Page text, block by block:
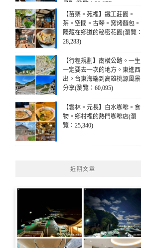
景點(瀏覽：28,975)
【苗栗。苑裡】鐵工莊園。
茶。空間。古琴。窯烤麵包。
隱藏在鄉道的秘密花園(瀏覽：
28,283)
【行程規劃】南橫公路。一生
一定要去一次的地方。東進西
出。台東海端到高雄桃源風景
分享(瀏覽：60,095)
【雲林。元長】白水咖啡。食
物。鄉村裡的熱門咖啡店(瀏
覽：25,340)
近期文章